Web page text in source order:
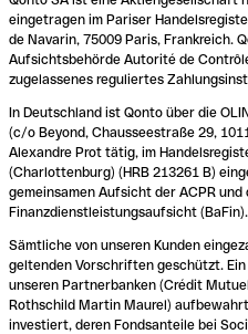
eingetragen im Pariser
de Navarin, 75009 Paris, Frankreich.
Aufsichtsbehörde Autorité de
zugelassenes reguliertes
In Deutschland ist Qonto über die
(c/o Beyond, Chausseestraße 29,
Alexandre Prot tätig, im
(Charlottenburg) (HRB 213261 B)
gemeinsamen Aufsicht der ACPR
Finanzdienstleistungsaufsicht (BaFin).
Sämtliche von unseren Kunden
geltenden Vorschriften geschützt.
unseren Partnerbanken (Crédit
Rothschild Martin Maurel)
investiert, deren Fondsanteile bei